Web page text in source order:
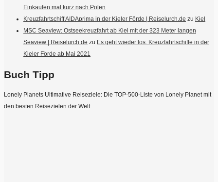
Einkaufen mal kurz nach Polen
Kreuzfahrtschiff AIDAprima in der Kieler Förde | Reiselurch.de zu Kiel
MSC Seaview: Ostseekreuzfahrt ab Kiel mit der 323 Meter langen
Seaview | Reiselurch.de zu Es geht wieder los: Kreuzfahrtschiffe in der
Kieler Förde ab Mai 2021
Buch Tipp
Lonely Planets Ultimative Reiseziele: Die TOP-500-Liste von Lonely Planet mit
den besten Reisezielen der Welt.